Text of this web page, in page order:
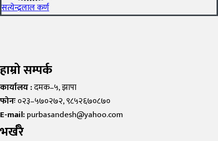
सत्येन्द्रलाल कर्ण
हाम्रो सम्पर्क
कार्यालय :दमक–५, झापा
फोनः०२३–५७०२७२, ९८५२६७०८७०
E-mail:purbasandesh@yahoo.com
भर्खरै